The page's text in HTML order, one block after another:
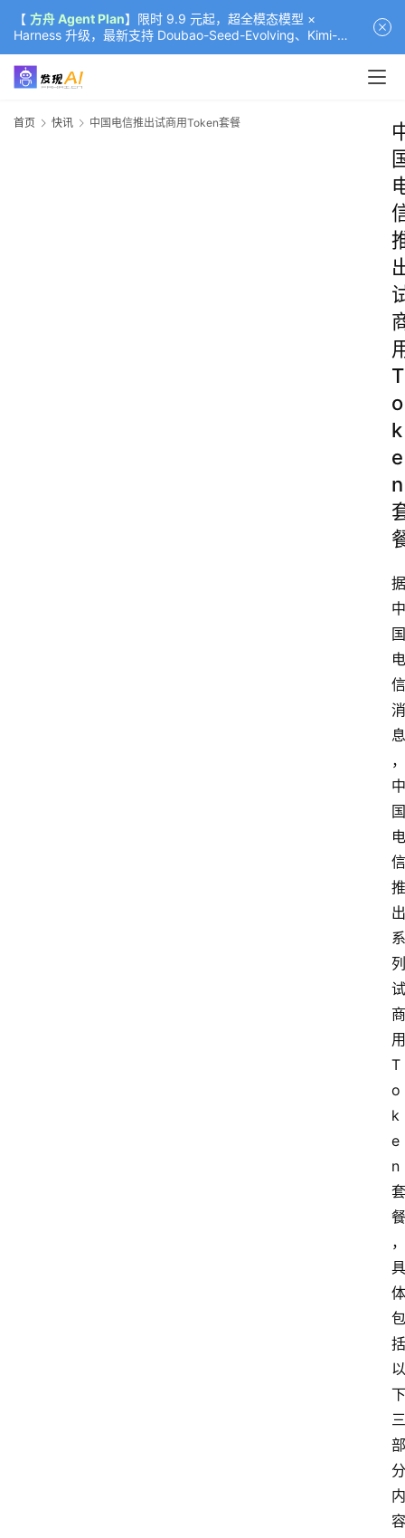
【 方舟 Agent Plan】限时 9.9 元起，超全模态模型 ×
Harness 升级，最新支持 Doubao-Seed-Evolving、Kimi-
K3（部分）、GLM-5.2
首页 快讯 中国电信推出试商用Token套餐
T
o
k
e
n
据
中
国
电
信
消
息
，
中
国
电
信
推
出
系
列
试
商
用
T
o
k
e
n
套
餐
，
具
体
包
括
以
下
三
部
分
内
容